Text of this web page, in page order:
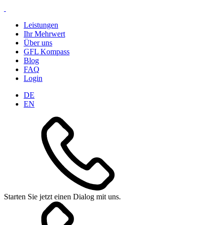
Leistungen
Ihr Mehrwert
Über uns
GFL Kompass
Blog
FAQ
Login
DE
EN
Starten Sie jetzt einen Dialog mit uns.